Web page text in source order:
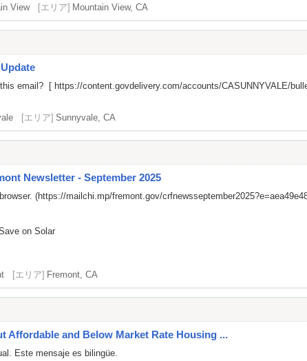
View [エリア] Mountain View, CA
this email? [ https://content.govdelivery.com/accounts/CASUNNYVALE/
[エリア] Sunnyvale, CA
Newsletter - September 2025
(https://mailchi.mp/fremont.gov/
on Solar
[エリア] Fremont, CA
Affordable and Below Market Rate Housing ...
Este mensaje es bilingüe.